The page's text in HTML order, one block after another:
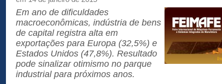
Em ano de dificuldades
macroeconômicas, indústria de bens
de capital registra alta em
exportações para Europa (32,5%) e
Estados Unidos (47,8%). Resultado
pode sinalizar otimismo no parque
industrial para próximos anos.